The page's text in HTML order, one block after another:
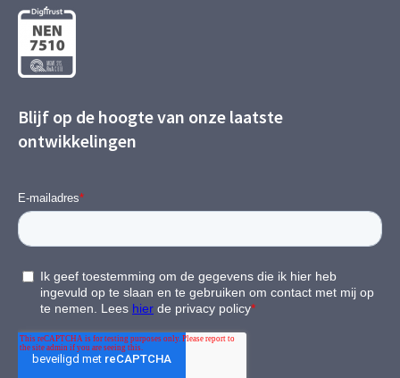
Blijf op de hoogte van onze laatste
ontwikkelingen